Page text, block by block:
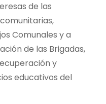
de las
Comunales y a
de las Brigadas,
y
educativos del